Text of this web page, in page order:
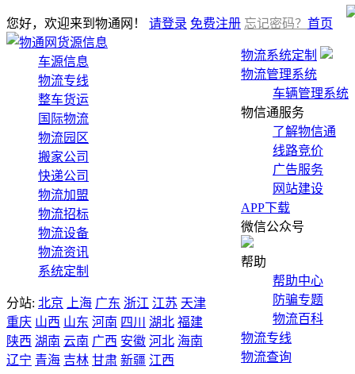
您好，欢迎来到物通网！ 请登录 免费注册 忘记密码？
物流系统定制
物流管理系统
车辆管理系统
物信通服务
了解物信通
线路竞价
广告服务
网站建设
APP下载
微信公众号
帮助
帮助中心
防骗专题
物流百科
物流专线
物流查询
首页
货源信息
车源信息
物流专线
整车货运
国际物流
物流园区
搬家公司
快递公司
物流加盟
物流招标
物流设备
物流资讯
系统定制
分站: 北京 上海 广东 浙江 江苏 天津
重庆 山西 山东 河南 四川 湖北 福建
陕西 湖南 云南 广西 安徽 河北 海南
辽宁 青海 吉林 甘肃 新疆 江西